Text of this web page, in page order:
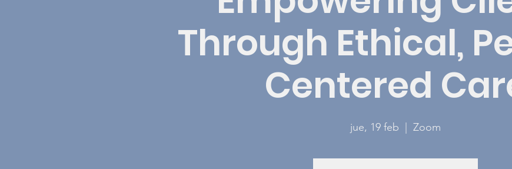
Through Ethical,
Centered
jue, 19 feb Zoom